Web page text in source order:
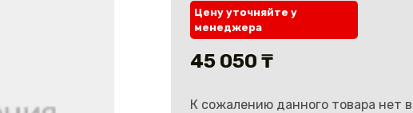
Цену уточняйте у
менеджера
45 050 ₸
К сожалению данного товара нет